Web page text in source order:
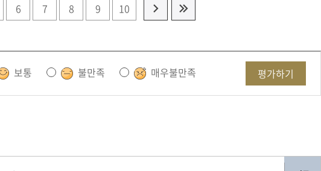
6 7 8 9 10
보통 불만족 매우불만족 평가하기